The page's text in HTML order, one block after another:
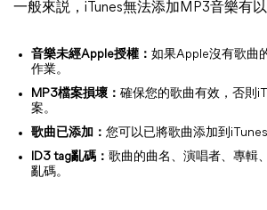
一般來説，iTunes無法添加MP3音樂有
音樂未經Apple授權： 如果Apple沒有歌曲
作業。
MP3檔案損壞： 確保您的歌曲有效，否則
案。
歌曲已添加： 您可以已將歌曲添加到
ID3 tag亂碼： 歌曲的曲名、演唱者、專輯
亂碼。